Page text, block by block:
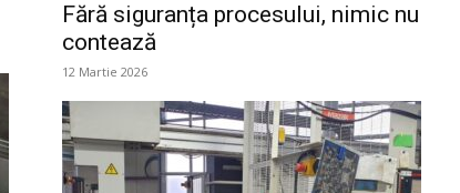
Fără siguranța procesului, nimic nu
contează
12 Martie 2026